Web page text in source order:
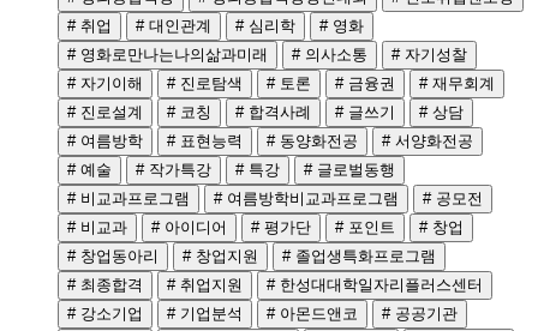
# 취업
# 대인관계 # 심리학
# 영화
# 영화로만나는나의삶과미래
# 의사소통
# 자기성찰
# 자기이해
# 진로탐색 # 토론 # 금융권
# 재무회계
# 진로설계
# 코칭 # 합격사례 # 글쓰기
# 상담
# 여름방학
# 표현능력 # 동양화전공
# 서양화전공
# 예술
# 작가특강 # 특강
# 글로벌동행
# 비교과프로그램
# 여름방학비교과프로그램
# 공모전
# 비교과
# 아이디어 # 평가단 # 포인트
# 창업
# 창업동아리
# 창업지원
# 졸업생특화프로그램
# 최종합격
# 취업지원
# 한성대대학일자리플러스센터
# 강소기업
# 기업분석 # 아몬드앤코
# 공공기관